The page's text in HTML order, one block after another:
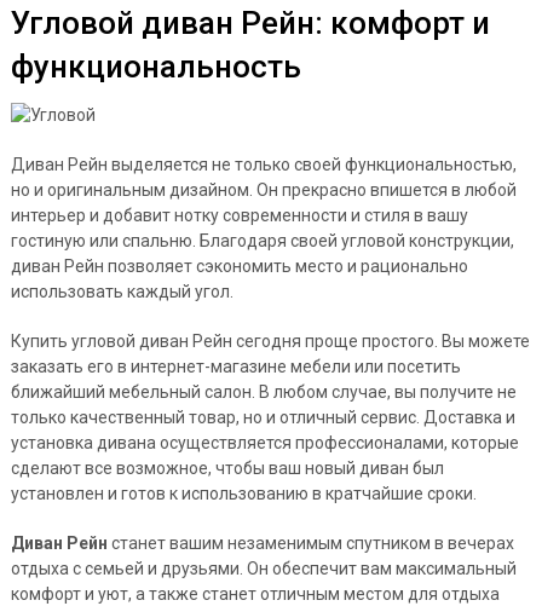
Угловой диван Рейн: комфорт и
функциональность
Диван Рейн выделяется не только своей функциональностью,
но и оригинальным дизайном. Он прекрасно впишется в любой
интерьер и добавит нотку современности и стиля в вашу
гостиную или спальню. Благодаря своей угловой конструкции,
диван Рейн позволяет сэкономить место и рационально
использовать каждый угол.
Купить угловой диван Рейн сегодня проще простого. Вы можете
заказать его в интернет-магазине мебели или посетить
ближайший мебельный салон. В любом случае, вы получите не
только качественный товар, но и отличный сервис. Доставка и
установка дивана осуществляется профессионалами, которые
сделают все возможное, чтобы ваш новый диван был
установлен и готов к использованию в кратчайшие сроки.
Диван Рейн станет вашим незаменимым спутником в вечерах
отдыха с семьей и друзьями. Он обеспечит вам максимальный
комфорт и уют, а также станет отличным местом для отдыха